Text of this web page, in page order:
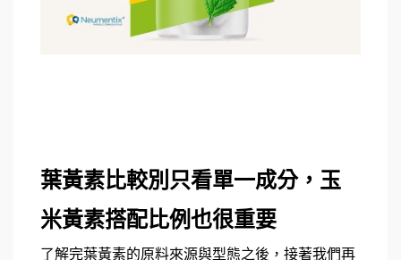
葉黃素比較別只看單一成分，玉
米黃素搭配比例也很重要
了解完葉黃素的原料來源與型態之後，接著我們再